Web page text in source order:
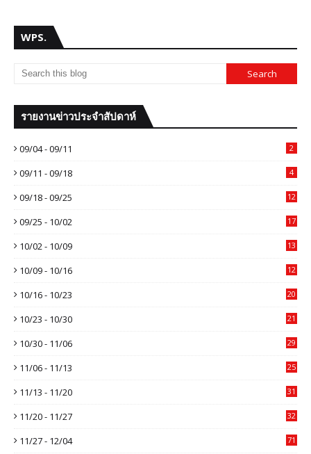
WPS.
รายงานข่าวประจำสัปดาห์
09/04 - 09/11 2
09/11 - 09/18 4
09/18 - 09/25 12
09/25 - 10/02 17
10/02 - 10/09 13
10/09 - 10/16 12
10/16 - 10/23 20
10/23 - 10/30 21
10/30 - 11/06 29
11/06 - 11/13 25
11/13 - 11/20 31
11/20 - 11/27 32
11/27 - 12/04 71